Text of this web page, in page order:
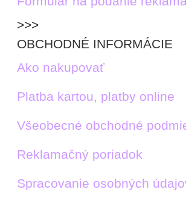
>>>
OBCHODNÉ INFORMÁCIE
Ako nakupovať
Platba kartou, platby online
Všeobecné obchodné
Reklamačný poriadok
Spracovanie osobných